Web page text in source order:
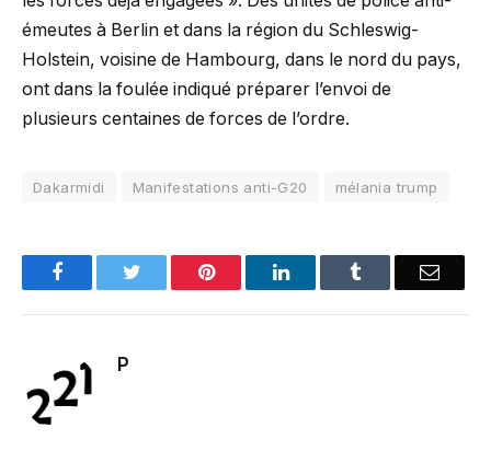
émeutes à Berlin et dans la région du Schleswig-
Holstein, voisine de Hambourg, dans le nord du pays,
ont dans la foulée indiqué préparer l’envoi de
plusieurs centaines de forces de l’ordre.
Dakarmidi Manifestations anti-G20 mélania trump
FacebookTwitter Pinterest LinkedInTumblr Email
P